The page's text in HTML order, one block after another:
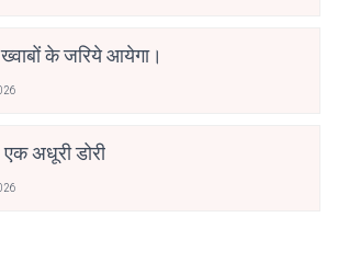
के जरिये आयेगा।
अधूरी डोरी